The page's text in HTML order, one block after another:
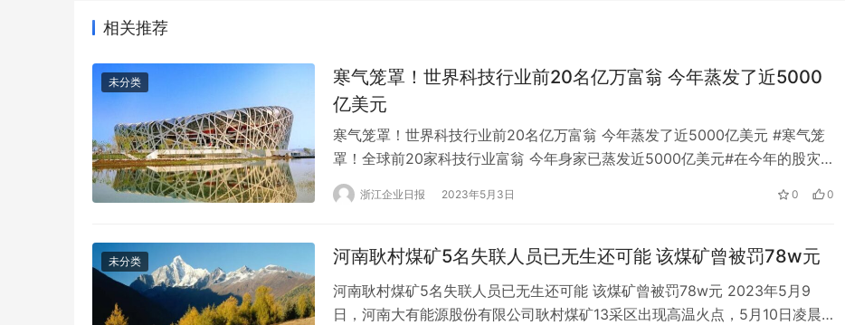
相关推荐
未分类
寒气笼罩！世界科技行业前20名亿万富翁 今年蒸发了近5000
亿美元
寒气笼罩！世界科技行业前20名亿万富翁 今年蒸发了近5000亿美元 #寒气笼
罩！全球前20家科技行业富翁 今年身家已蒸发近5000亿美元#在今年的股灾
中，全球科技行业最富有的20位亿万富翁损失了多少？答:在标准普尔500指数
中，只有7家公司的市值高于这个数字…根据彭博亿万富翁指数，截至本周五，
浙江企业日报 2023年5月3日 0 0
未分类 河南耿村煤矿5名失联人员已无生还可能 该煤矿曾被罚78w元
河南耿村煤矿5名失联人员已无生还可能 该煤矿曾被罚78w元 2023年5月9
日，河南大有能源股份有限公司耿村煤矿13采区出现高温火点，5月10日凌晨
刻丝工艺，东方金艺｜君佩黄金杭州大厦
店，以匠心重释高奢黄金
CTHULHU：让时尚包袋成为都市女性的风
格轮廓
宁波版“塞纳河畔”火了，我们去了现场，不
只是拍照好看